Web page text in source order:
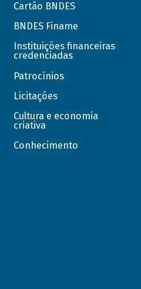
Cartão BNDES
BNDES Finame
Instituições financeiras
credenciadas
Patrocínios
Licitações
Cultura e economia
criativa
Conhecimento